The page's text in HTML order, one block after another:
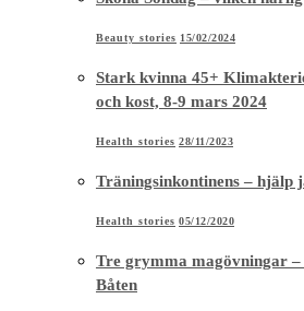
Beauty stories 15/02/2024
Stark kvinna 45+
och kost, 8-9 mars 2024
Health stories 28/11/2023
Träningsinkontinens – hjälp
Health stories 05/12/2020
Tre grymma magövningar
Båten